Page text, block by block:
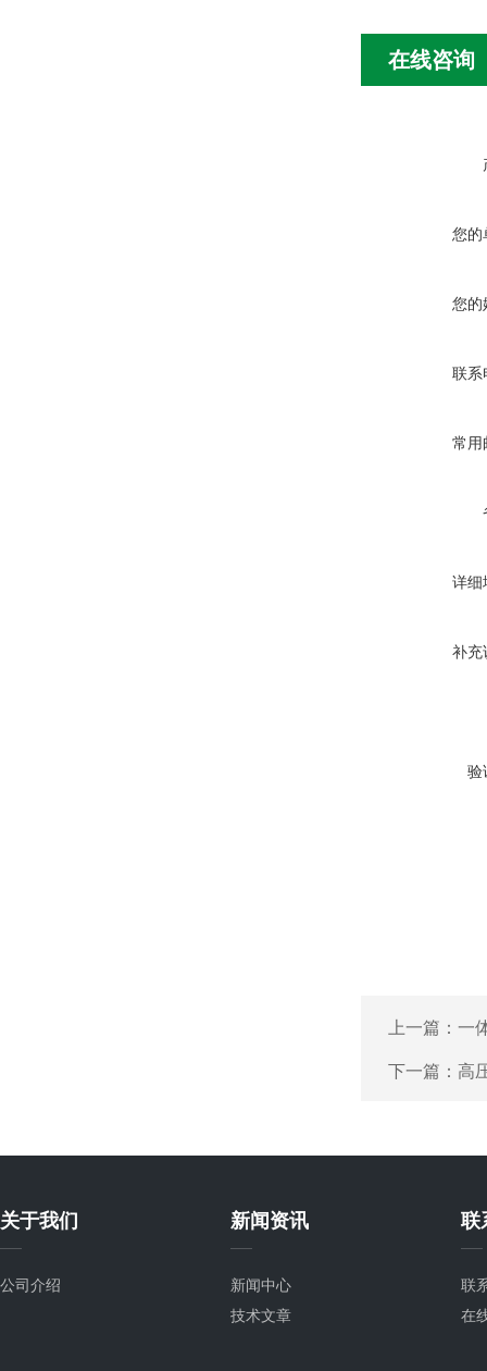
在线咨询
您的
您的
联系
常用
详细
补充
验
上一篇： 一
下一篇： 高
关于我们
公司介绍
新闻资讯
新闻中心
技术文章
联
联
在